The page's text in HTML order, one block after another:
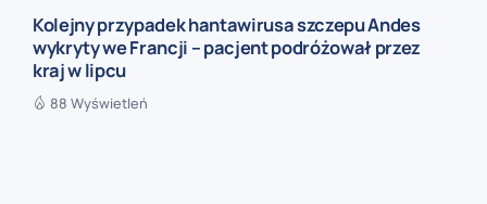
Kolejny przypadek hantawirusa szczepu Andes
wykryty we Francji – pacjent podróżował przez
kraj w lipcu
88 Wyświetleń